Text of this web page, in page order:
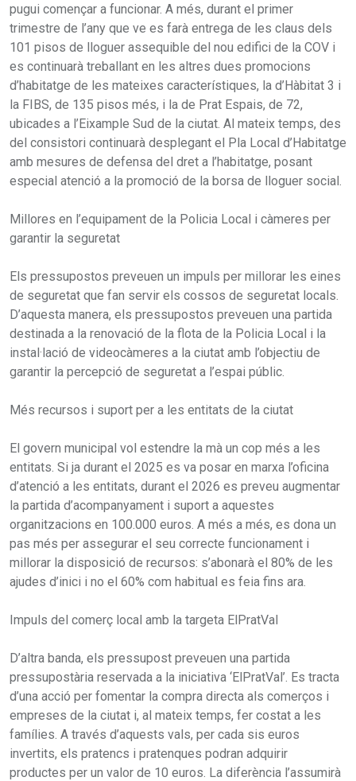
pugui començar a funcionar. A més, durant el primer
trimestre de l’any que ve es farà entrega de les claus dels
101 pisos de lloguer assequible del nou edifici de la COV i
es continuarà treballant en les altres dues promocions
d’habitatge de les mateixes característiques, la d’Hàbitat 3 i
la FIBS, de 135 pisos més, i la de Prat Espais, de 72,
ubicades a l’Eixample Sud de la ciutat. Al mateix temps, des
del consistori continuarà desplegant el Pla Local d’Habitatge
amb mesures de defensa del dret a l’habitatge, posant
especial atenció a la promoció de la borsa de lloguer social.
Millores en l’equipament de la Policia Local i càmeres per
garantir la seguretat
Els pressupostos preveuen un impuls per millorar les eines
de seguretat que fan servir els cossos de seguretat locals.
D’aquesta manera, els pressupostos preveuen una partida
destinada a la renovació de la flota de la Policia Local i la
instal·lació de videocàmeres a la ciutat amb l’objectiu de
garantir la percepció de seguretat a l’espai públic.
Més recursos i suport per a les entitats de la ciutat
El govern municipal vol estendre la mà un cop més a les
entitats. Si ja durant el 2025 es va posar en marxa l’oficina
d’atenció a les entitats, durant el 2026 es preveu augmentar
la partida d’acompanyament i suport a aquestes
organitzacions en 100.000 euros. A més a més, es dona un
pas més per assegurar el seu correcte funcionament i
millorar la disposició de recursos: s’abonarà el 80% de les
ajudes d’inici i no el 60% com habitual es feia fins ara.
Impuls del comerç local amb la targeta ElPratVal
D’altra banda, els pressupost preveuen una partida
pressupostària reservada a la iniciativa ‘ElPratVal’. Es tracta
d’una acció per fomentar la compra directa als comerços i
empreses de la ciutat i, al mateix temps, fer costat a les
famílies. A través d’aquests vals, per cada sis euros
invertits, els pratencs i pratenques podran adquirir
productes per un valor de 10 euros. La diferència l’assumirà